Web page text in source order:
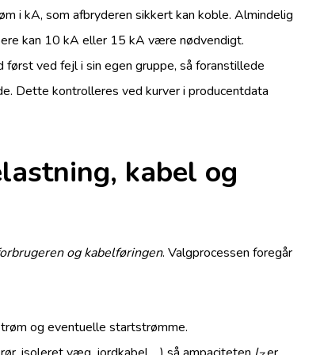
i kA, som afbryderen sikkert kan koble. Almindelig
kan 10 kA eller 15 kA være nødvendigt.
først ved fejl i sin egen gruppe, så foranstillede
Dette kontrolleres ved kurver i producentdata
kabel og
og kabelføringen. Valgprocessen foregår
og eventuelle startstrømme.